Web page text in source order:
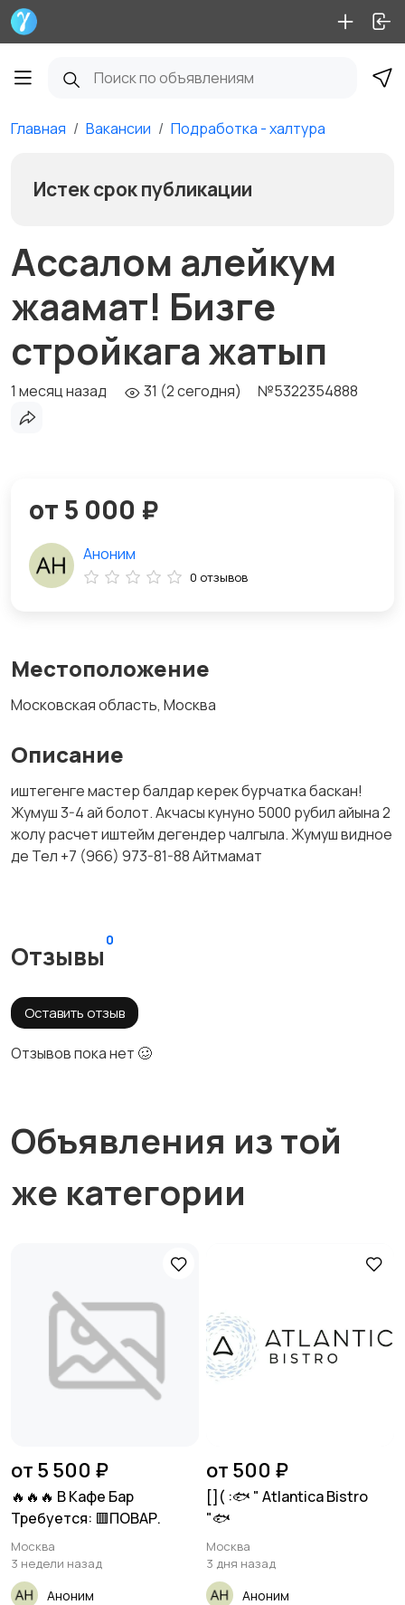
Главная Вакансии Подработка - халтура
Истек срок публикации
Ассалом алейкум
жаамат! Бизге
стройкага жатып
1 месяц назад 31 (2 сегодня) №5322354888
Местоположение
Московская область, Москва
Описание
иштегенге мастер балдар керек бурчатка баскан!
Жумуш 3-4 ай болот. Акчасы кунуно 5000 рубил айына 2
жолу расчет иштейм дегендер чалгыла. Жумуш видное
де Тел +7 (966) 973-81-88 Айтмамат
Отзывы
0
Оставить отзыв
Отзывов пока нет 🥴
от 5 000 ₽
Аноним
0 отзывов
Объявления из той
же категории
от 5 500 ₽
🔥🔥🔥 В Кафе Бар
Требуется: 🟥ПОВАР.
Москва
3 недели назад
Аноним
от 500 ₽
[​]( :🐟 " Atlantica Bistro
"🐟
Москва
3 дня назад
Аноним